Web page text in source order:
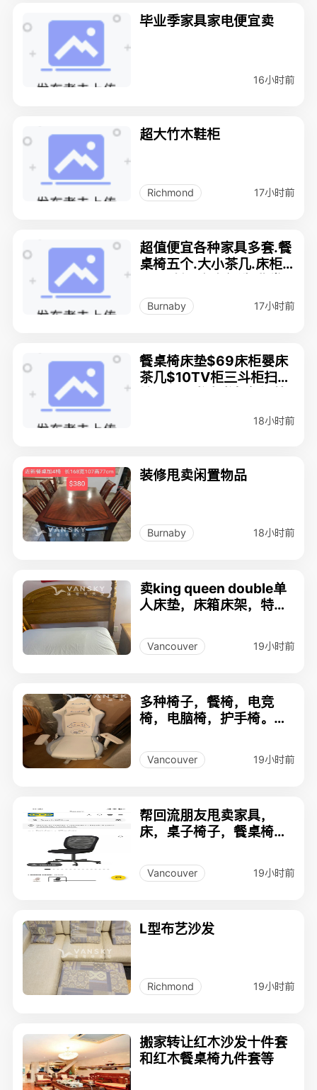
毕业季家具家电便宜卖
16小时前
超大竹木鞋柜
Richmond 17小时前
超值便宜各种家具多套.餐
桌椅五个.大小茶几.床柜.
干净
Burnaby 17小时前
餐桌椅床垫$69床柜婴床
茶几$10TV柜三斗柜扫描
18小时前
装修甩卖闲置物品
Burnaby 18小时前
卖king queen double单
人床垫，床箱床架，特硬
Vancouver 19小时前
多种椅子，餐椅，电竞
椅，电脑椅，护手椅。餐
Vancouver 19小时前
帮回流朋友甩卖家具，
床，桌子椅子，餐桌椅
Vancouver 19小时前
L型布艺沙发
Richmond 19小时前
搬家转让红木沙发十件套
和红木餐桌椅九件套等